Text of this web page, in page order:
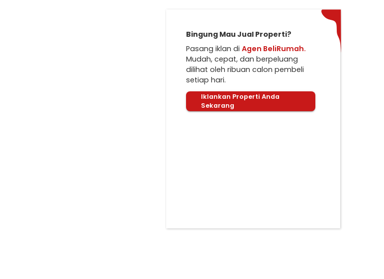
Bingung Mau Jual Properti?
Pasang iklan di Agen BeliRumah.
Mudah, cepat, dan berpeluang
dilihat oleh ribuan calon pembeli
setiap hari.
Iklankan Properti Anda
Sekarang